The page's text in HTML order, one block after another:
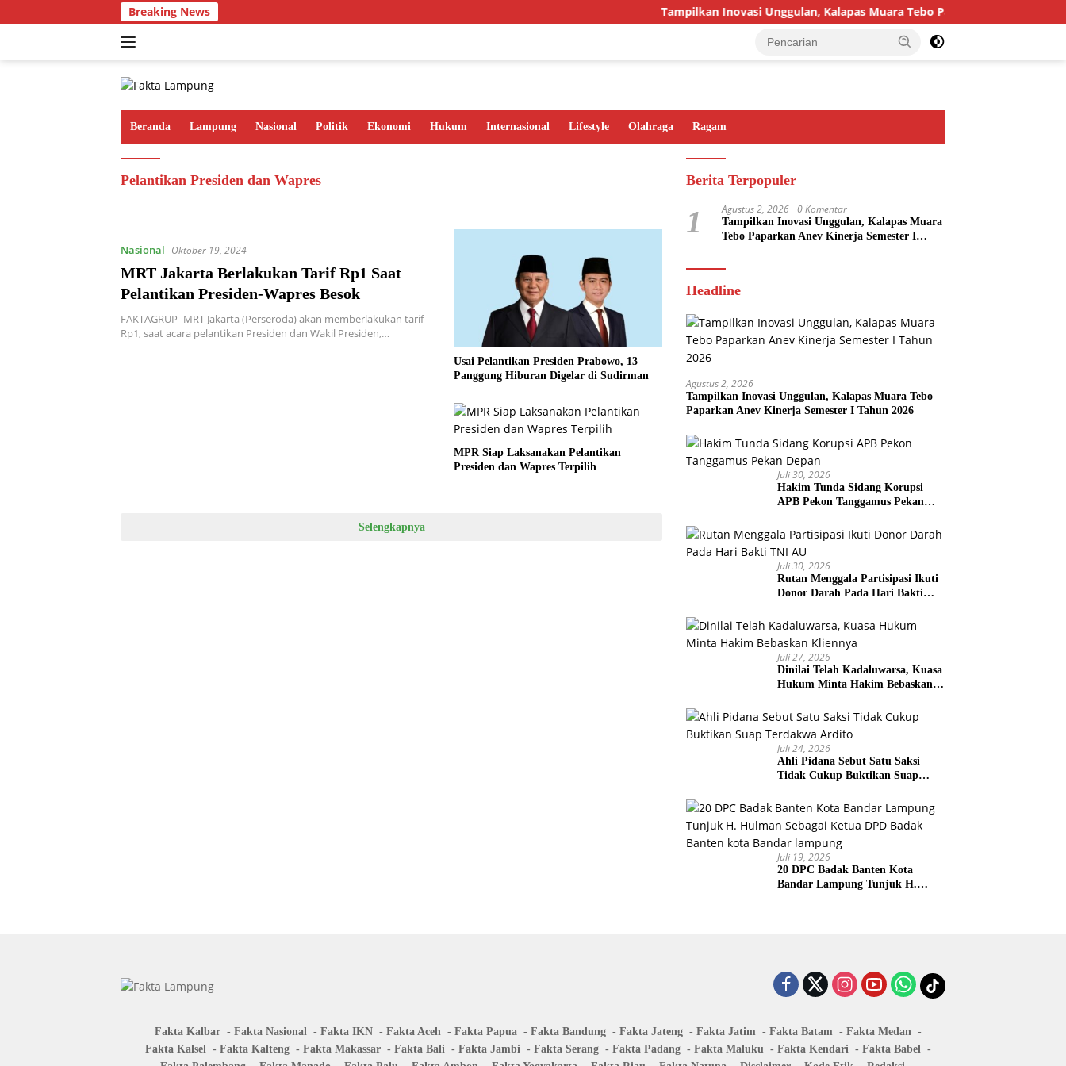
ke
Breaking News Tampilkan Inovasi Unggulan, Kalapas Muara Tebo Paparkan Anev Kinerja
Beranda Lampung Nasional Politik Ekonomi Hukum Internasional Lifestyle Olahraga Ragam
Pelantikan Presiden dan Wapres
Nasional Oktober 19, 2024
MRT Jakarta Berlakukan Tarif Rp1 Saat
Pelantikan Presiden-Wapres Besok
FAKTAGRUP -MRT Jakarta (Perseroda) akan memberlakukan tarif
Rp1, saat acara pelantikan Presiden dan Wakil Presiden,…
Usai Pelantikan Presiden Prabowo, 13
Panggung Hiburan Digelar di Sudirman
MPR Siap Laksanakan Pelantikan
Presiden dan Wapres Terpilih
Selengkapnya
Berita Terpopuler
1 Agustus 2, 2026 0 Komentar
Tampilkan Inovasi Unggulan, Kalapas Muara
Tebo Paparkan Anev Kinerja Semester I
Headline
Agustus 2, 2026
Tampilkan Inovasi Unggulan, Kalapas Muara Tebo
Paparkan Anev Kinerja Semester I Tahun 2026
Juli 30, 2026
Hakim Tunda Sidang Korupsi
APB Pekon Tanggamus Pekan
Juli 30, 2026
Rutan Menggala Partisipasi Ikuti
Donor Darah Pada Hari Bakti
Juli 27, 2026
Dinilai Telah Kadaluwarsa, Kuasa
Hukum Minta Hakim Bebaskan
Juli 24, 2026
Ahli Pidana Sebut Satu Saksi
Tidak Cukup Buktikan Suap
Juli 19, 2026
20 DPC Badak Banten Kota
Bandar Lampung Tunjuk H.
Fakta Kalbar Fakta Nasional Fakta IKN Fakta Aceh Fakta Papua Fakta Bandung Fakta Jateng Fakta Jatim Fakta Batam
Fakta Medan
Fakta Kalsel
Fakta Kalteng Fakta Makassar Fakta Bali Fakta Jambi Fakta Serang Fakta Padang Fakta Maluku Fakta Kendari
Fakta Babel